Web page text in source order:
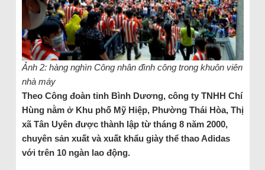
Ảnh 2: hàng nghìn Công nhân đình công trong khuôn viên
nhà máy
Theo Công đoàn tỉnh Bình Dương, công ty TNHH Chí
Hùng nằm ở Khu phố Mỹ Hiệp, Phường Thái Hòa, Thị
xã Tân Uyên được thành lập từ tháng 8 năm 2000,
chuyên sản xuất và xuất khẩu giày thể thao Adidas
với trên 10 ngàn lao động.